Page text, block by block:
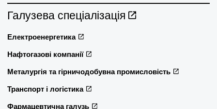
Галузева спеціалізація
Електроенергетика
Нафтогазові компанії
Металургія та гірничодобувна промисловість
Транспорт і логістика
Фармацевтична галузь